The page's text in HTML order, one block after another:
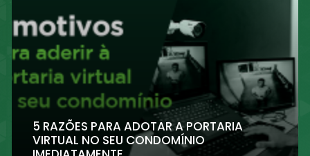
5 RAZÕES PARA ADOTAR A PORTARIA
VIRTUAL NO SEU CONDOMÍNIO